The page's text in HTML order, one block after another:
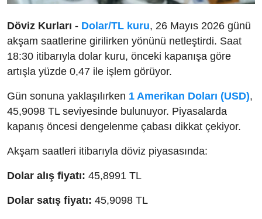
Döviz Kurları - Dolar/TL kuru, 26 Mayıs 2026 günü
akşam saatlerine girilirken yönünü netleştirdi. Saat
18:30 itibarıyla dolar kuru, önceki kapanışa göre
artışla yüzde 0,47 ile işlem görüyor.
Gün sonuna yaklaşılırken 1 Amerikan Doları (USD),
45,9098 TL seviyesinde bulunuyor. Piyasalarda
kapanış öncesi dengelenme çabası dikkat çekiyor.
Akşam saatleri itibarıyla döviz piyasasında:
Dolar alış fiyatı: 45,8991 TL
Dolar satış fiyatı: 45,9098 TL